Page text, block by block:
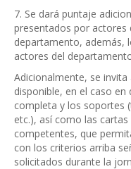
7. Se dará puntaje
presentados por actores
departamento, además,
actores del
Adicionalmente, se
disponible, en el caso
completa y los soportes
etc.), así como las
competentes, que
con los criterios arriba
solicitados durante la